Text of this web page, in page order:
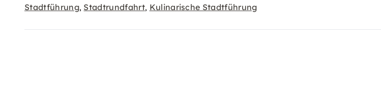
Stadtführung, Stadtrundfahrt, Kulinarische Stadtführung